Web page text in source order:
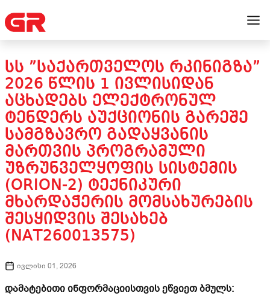
ᲡᲡ ”ᲡᲐᲥᲐᲠᲗᲕᲔᲚᲝᲡ ᲠᲙᲘᲜᲘᲒᲖᲐ”
2026 ᲬᲚᲘᲡ 1 ᲘᲕᲚᲘᲡᲘᲓᲐᲜ
ᲐᲪᲮᲐᲓᲔᲑᲡ ᲔᲚᲔᲥᲢᲠᲝᲜᲣᲚ
ᲢᲔᲜᲓᲔᲠᲡ ᲐᲣᲥᲪᲘᲝᲜᲘᲡ ᲒᲐᲠᲔᲨᲔ
ᲡᲐᲛᲒᲖᲐᲕᲠᲝ ᲒᲐᲓᲐᲧᲕᲐᲜᲘᲡ
ᲛᲐᲠᲗᲕᲘᲡ ᲞᲠᲝᲒᲠᲐᲛᲣᲚᲘ
ᲣᲖᲠᲣᲜᲕᲔᲚᲧᲝᲤᲘᲡ ᲡᲘᲡᲢᲔᲛᲘᲡ
(ORION-2) ᲢᲔᲥᲜᲘᲙᲣᲠᲘ
ᲛᲮᲐᲠᲓᲐᲭᲔᲠᲘᲡ ᲛᲝᲛᲡᲐᲮᲣᲠᲔᲑᲘᲡ
ᲨᲔᲡᲧᲘᲓᲕᲘᲡ ᲨᲔᲡᲐᲮᲔᲑ
(NAT260013575)
ივლისი 01, 2026
დამატებითი ინფორმაციისთვის ეწვიეთ ბმულს: